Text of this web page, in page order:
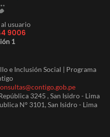
usuario
9006
1
e Inclusión Social | Programa
3245 , San Isidro - Lima
N° 3101, San Isidro - Lima